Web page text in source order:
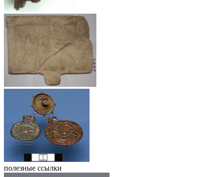
полезные ссылки